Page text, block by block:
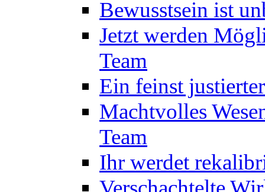
Bewusstsein ist
Jetzt werden
Team
Ein feinst
Machtvolles
Team
Ihr werdet